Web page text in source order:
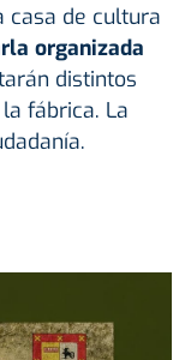
casa de cultura
organizada
distintos
fábrica. La